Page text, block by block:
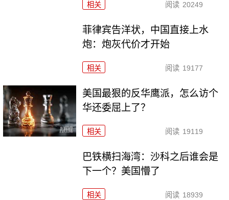
相关 阅读 20249
菲律宾告洋状，中国直接上水
炮：炮灰代价才开始
相关 阅读 19177
美国最狠的反华鹰派，怎么访个
华还委屈上了？
相关 阅读 19119
巴铁横扫海湾：沙科之后谁会是
下一个？美国懵了
相关 阅读 18939